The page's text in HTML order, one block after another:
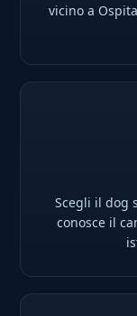
vicino a
Scegli il dog
conosce il